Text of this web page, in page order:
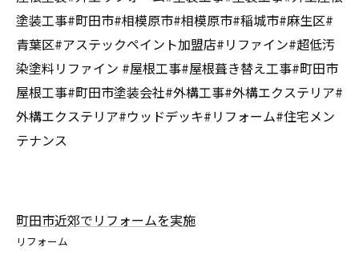
塗装工事#町田市#相模原市#相模原市#稲城市#麻生区#
青葉区#アステックペイント加盟店#リファイン#超低汚
染塗料リファイン #屋根工事#屋根葺き替え工事#町田市
屋根工事#町田市塗装会社#外構工事#外構エクステリア#
外構エクステリア#ウッドデッキ#リフォーム#住宅メン
テナンス
町田市近郊でリフォームを実施
リフォーム